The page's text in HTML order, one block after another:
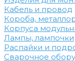
Кабель и провод
Короба,
Корпуса
Лампы, лампочки
Распайки и
Сварочное